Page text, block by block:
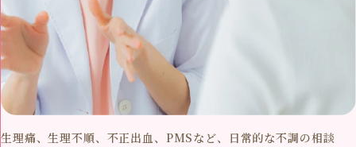
生理痛、生理不順、不正出血、PMSなど、日常的な不調の相談